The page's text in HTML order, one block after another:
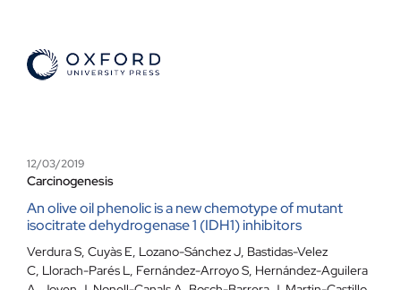
12/03/2019
Carcinogenesis
An olive oil phenolic is a new chemotype of mutant
isocitrate dehydrogenase 1 (IDH1) inhibitors
Verdura S, Cuyàs E, Lozano-Sánchez J, Bastidas-Velez
C, Llorach-Parés L, Fernández-Arroyo S, Hernández-Aguilera